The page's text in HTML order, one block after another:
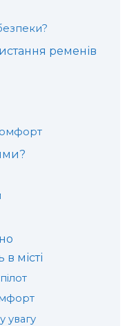
ременів
місті
увагу